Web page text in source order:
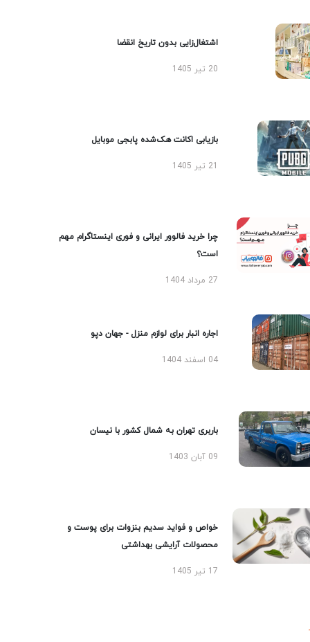
اشتغال‌زایی بدون تاریخ انقضا
20 تیر 1405
بازیابی اکانت هک‌شده پابجی موبایل
چرا خرید فالوور ایرانی و فوری اینستاگرام مهم
است؟
27 مرداد 1404
اجاره انبار برای لوازم منزل - جهان دپو
04 اسفند 1404
باربری تهران به شمال کشور با نیسان
09 آبان 1403
خواص و فواید سدیم بنزوات برای پوست و
محصولات آرایشی بهداشتی
17 تیر 1405